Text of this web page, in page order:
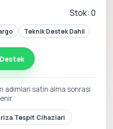
Stok: 0
Teknik Destek Dahil
adimlari satin alma sonrasi
Tespit Cihazlari